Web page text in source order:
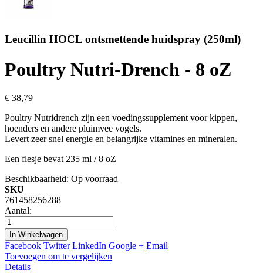
Leucillin HOCL ontsmettende huidspray (250ml)
Poultry Nutri-Drench - 8 oZ
€ 38,79
Poultry Nutridrench zijn een voedingssupplement voor kippen,
hoenders en andere pluimvee vogels.
Levert zeer snel energie en belangrijke vitamines en mineralen.
Een flesje bevat 235 ml / 8 oZ
Beschikbaarheid: Op voorraad
SKU
761458256288
Aantal:
In Winkelwagen
Facebook Twitter LinkedIn Google + Email
Toevoegen om te vergelijken
Details